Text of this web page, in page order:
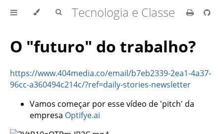
Tecnologia e Classe
O "futuro" do trabalho?
https://www.404media.co/email/b7eb2339-2ea1-4a37-
96cc-a360494c214c/?ref=daily-stories-newsletter
Vamos começar por esse vídeo de 'pitch' da
empresa Optifye.ai